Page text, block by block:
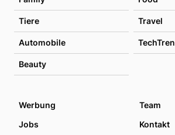
Tiere Travel
Automobile
Beauty
Werbung
Team
Jobs
Kontakt